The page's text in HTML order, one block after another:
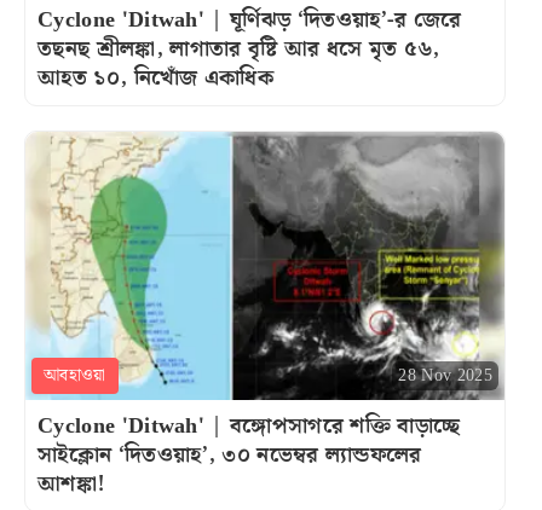
Cyclone 'Ditwah' | ঘূর্ণিঝড় ‘দিতওয়াহ’-র জেরে
তছনছ শ্রীলঙ্কা, লাগাতার বৃষ্টি আর ধসে মৃত ৫৬,
আহত ১০, নিখোঁজ একাধিক
আবহাওয়া 28 Nov 2025
Cyclone 'Ditwah' | বঙ্গোপসাগরে শক্তি বাড়াচ্ছে
সাইক্লোন ‘দিতওয়াহ’, ৩০ নভেম্বর ল্যান্ডফলের
আশঙ্কা!